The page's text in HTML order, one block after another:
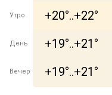
Утро +20°..+22°
День +19°..+21°
Вечер +19°..+21°